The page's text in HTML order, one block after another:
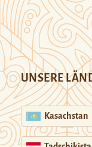
UNSERE
Kasachstan